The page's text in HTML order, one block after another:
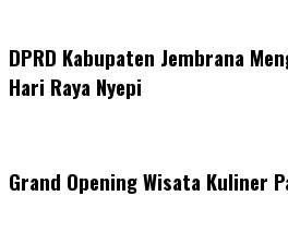
DPRD Kabupaten Jembrana
Hari Raya Nyepi
Grand Opening Wisata Kuliner